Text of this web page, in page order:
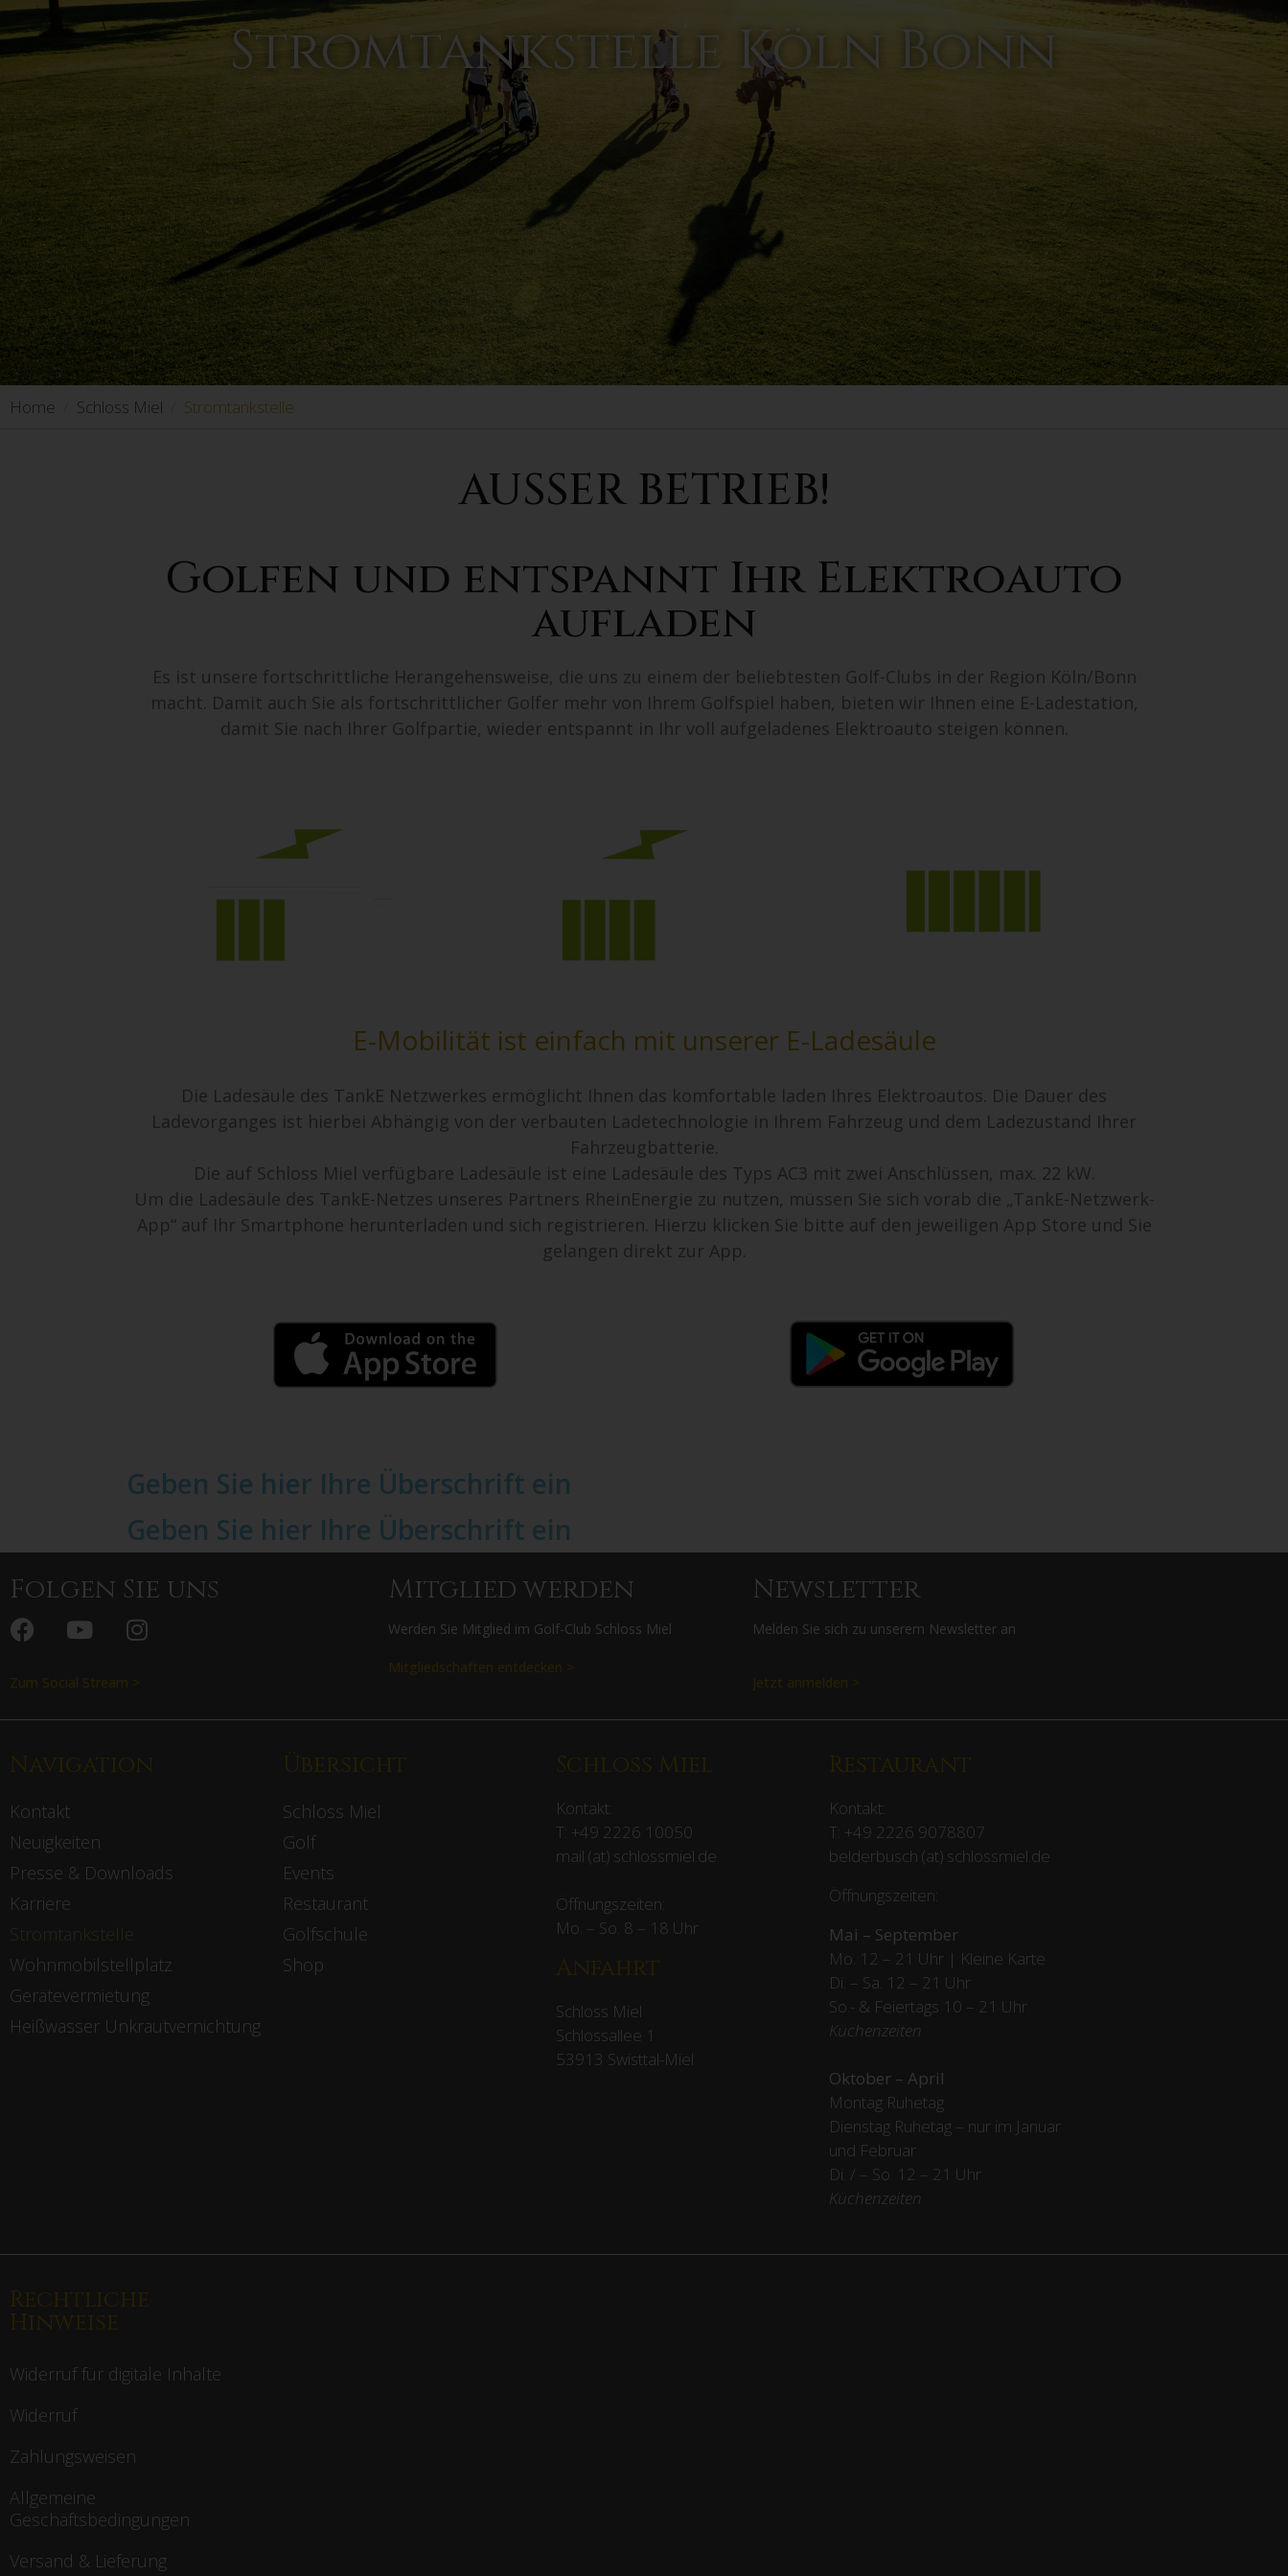
Stromtankstelle Köln Bonn
Home Schloss Miel Stromtankstelle
AUSSER BETRIEB!
Golfen und entspannt Ihr Elektroauto
aufladen
Es ist unsere fortschrittliche Herangehensweise, die uns zu einem der beliebtesten Golf-Clubs in der Region Köln/Bonn
macht. Damit auch Sie als fortschrittlicher Golfer mehr von Ihrem Golfspiel haben, bieten wir Ihnen eine E-Ladestation,
damit Sie nach Ihrer Golfpartie, wieder entspannt in Ihr voll aufgeladenes Elektroauto steigen können.
E-Mobilität ist einfach mit unserer E-Ladesäule
Die Ladesäule des TankE Netzwerkes ermöglicht Ihnen das komfortable laden Ihres Elektroautos. Die Dauer des
Ladevorganges ist hierbei Abhängig von der verbauten Ladetechnologie in Ihrem Fahrzeug und dem Ladezustand Ihrer
Fahrzeugbatterie.
Die auf Schloss Miel verfügbare Ladesäule ist eine Ladesäule des Typs AC3 mit zwei Anschlüssen, max. 22 kW.
Um die Ladesäule des TankE-Netzes unseres Partners RheinEnergie zu nutzen, müssen Sie sich vorab die „TankE-Netzwerk-
App“ auf Ihr Smartphone herunterladen und sich registrieren. Hierzu klicken Sie bitte auf den jeweiligen App Store und Sie
gelangen direkt zur App.
Geben Sie hier Ihre Überschrift ein
Geben Sie hier Ihre Überschrift ein
Folgen Sie uns
Zum Social Stream >
Mitglied werden
Werden Sie Mitglied im Golf-Club Schloss Miel
Mitgliedschaften entdecken >
Newsletter
Melden Sie sich zu unserem Newsletter an
Jetzt anmelden >
Navigation
Kontakt
Neuigkeiten
Presse & Downloads
Karriere
Wohnmobilstellplatz
Gerätevermietung
Heißwasser Unkrautvernichtung
Übersicht
Schloss Miel
Golf
Events
Restaurant
Golfschule
Shop
Schloss Miel
Kontakt:
T: +49 2226 10050
mail (at) schlossmiel.de
Öffnungszeiten:
Mo. – So. 8 – 18 Uhr
Anfahrt
Schloss Miel
Schlossallee 1
53913 Swisttal-Miel
Restaurant
Kontakt:
T: +49 2226 9078807
belderbusch (at) schlossmiel.de
Öffnungszeiten:
Mai – September
Mo. 12 – 21 Uhr | Kleine Karte
Di. – Sa. 12 – 21 Uhr
So.- & Feiertags 10 – 21 Uhr
Küchenzeiten
Oktober – April
Montag Ruhetag
Dienstag Ruhetag – nur im Januar
und Februar
Di. / – So. 12 – 21 Uhr
Küchenzeiten
Rechtliche
Hinweise
Widerruf für digitale Inhalte
Widerruf
Zahlungsweisen
Allgemeine
Geschäftsbedingungen
Versand & Lieferung